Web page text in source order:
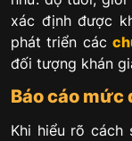
xác định được
phát triển các
đối tượng khán
Báo cáo
Khi hiểu rõ cách